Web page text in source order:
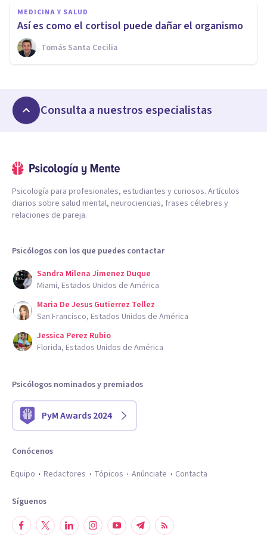
MEDICINA Y SALUD
Así es como el cortisol puede dañar el organismo
Tomás Santa Cecilia
Consulta a nuestros especialistas
Psicología para profesionales, estudiantes y curiosos. Artículos
diarios sobre salud mental, neurociencias, frases célebres y
relaciones de pareja.
Psicólogos con los que puedes contactar
Sandra Milena Jimenez Duque
Miami, Estados Unidos de América
Maria De Jesus Gutierrez Tellez
San Francisco, Estados Unidos de América
Jessica Perez Rubio
Florida, Estados Unidos de América
Psicólogos nominados y premiados
PyM Awards 2024
Conócenos
Equipo
Redactores Tópicos Anúnciate Contacta
Síguenos